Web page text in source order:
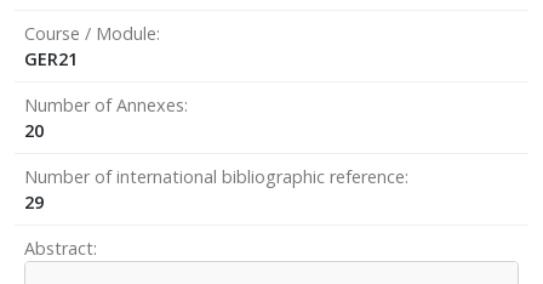
Course / Module
GER21
Number of Annexes
20
Number of international bibliographic reference
29
Abstract